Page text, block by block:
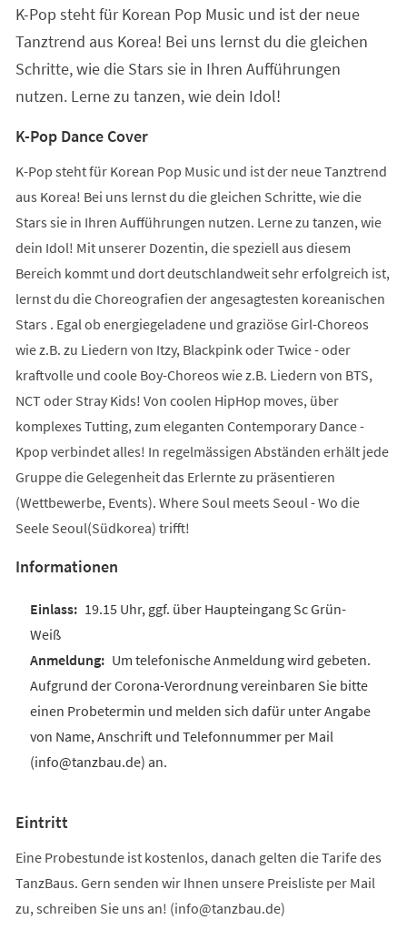
K-Pop steht für Korean Pop Music und ist der neue
Tanztrend aus Korea! Bei uns lernst du die gleichen
Schritte, wie die Stars sie in Ihren Aufführungen
nutzen. Lerne zu tanzen, wie dein Idol!
K-Pop Dance Cover
K-Pop steht für Korean Pop Music und ist der neue Tanztrend
aus Korea! Bei uns lernst du die gleichen Schritte, wie die
Stars sie in Ihren Aufführungen nutzen. Lerne zu tanzen, wie
dein Idol! Mit unserer Dozentin, die speziell aus diesem
Bereich kommt und dort deutschlandweit sehr erfolgreich ist,
lernst du die Choreografien der angesagtesten koreanischen
Stars . Egal ob energiegeladene und graziöse Girl-Choreos
wie z.B. zu Liedern von Itzy, Blackpink oder Twice - oder
kraftvolle und coole Boy-Choreos wie z.B. Liedern von BTS,
NCT oder Stray Kids! Von coolen HipHop moves, über
komplexes Tutting, zum eleganten Contemporary Dance -
Kpop verbindet alles! In regelmässigen Abständen erhält jede
Gruppe die Gelegenheit das Erlernte zu präsentieren
(Wettbewerbe, Events). Where Soul meets Seoul - Wo die
Seele Seoul(Südkorea) trifft!
Informationen
19.15 Uhr, ggf. über Haupteingang Sc Grün-
Weiß
Um telefonische Anmeldung wird gebeten.
Aufgrund der Corona-Verordnung vereinbaren Sie bitte
einen Probetermin und melden sich dafür unter Angabe
von Name, Anschrift und Telefonnummer per Mail
(info@tanzbau.de) an.
Eintritt
Eine Probestunde ist kostenlos, danach gelten die Tarife des
TanzBaus. Gern senden wir Ihnen unsere Preisliste per Mail
zu, schreiben Sie uns an! (info@tanzbau.de)